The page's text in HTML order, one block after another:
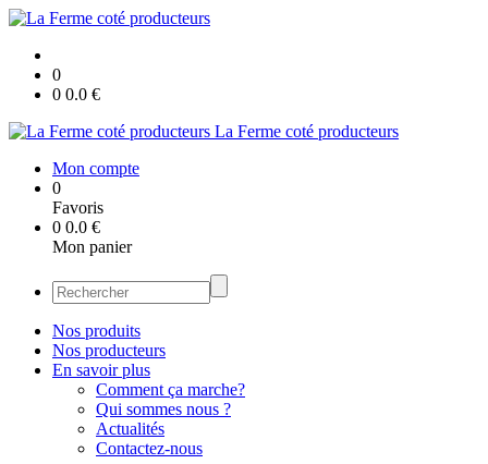
0
0 0.0 €
La Ferme coté producteurs
Mon compte
0
Favoris
0 0.0 €
Mon panier
Nos produits
Nos producteurs
En savoir plus
Comment ça marche?
Qui sommes nous ?
Actualités
Contactez-nous